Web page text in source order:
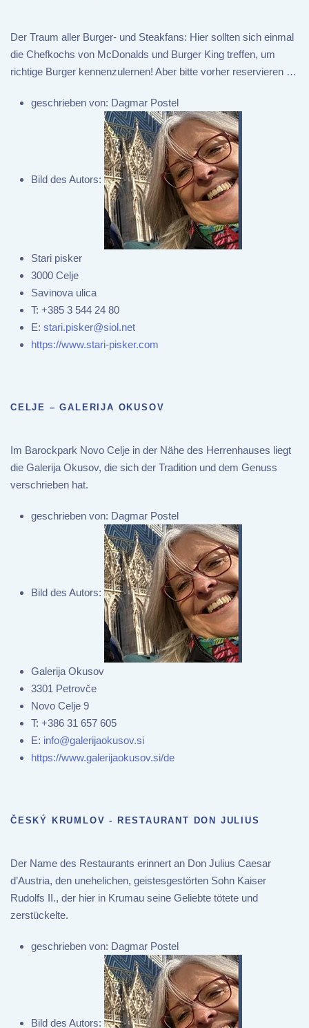
Der Traum aller Burger- und Steakfans: Hier sollten sich einmal
die Chefkochs von McDonalds und Burger King treffen, um
richtige Burger kennenzulernen! Aber bitte vorher reservieren …
geschrieben von: Dagmar Postel
Bild des Autors:
Stari pisker
3000 Celje
Savinova ulica
T: +385 3 544 24 80
E: stari.pisker@siol.net
https://www.stari-pisker.com
CELJE – GALERIJA OKUSOV
Im Barockpark Novo Celje in der Nähe des Herrenhauses liegt
die Galerija Okusov, die sich der Tradition und dem Genuss
verschrieben hat.
geschrieben von: Dagmar Postel
Bild des Autors:
Galerija Okusov
3301 Petrovče
Novo Celje 9
T: +386 31 657 605
E: info@galerijaokusov.si
https://www.galerijaokusov.si/de
ČESKÝ KRUMLOV - RESTAURANT DON JULIUS
Der Name des Restaurants erinnert an Don Julius Caesar
d’Austria, den unehelichen, geistesgestörten Sohn Kaiser
Rudolfs II., der hier in Krumau seine Geliebte tötete und
zerstückelte.
geschrieben von: Dagmar Postel
Bild des Autors: